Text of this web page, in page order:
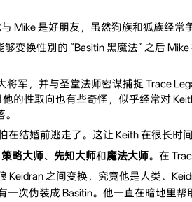
Mike 是好朋友，虽然狗族和狐族经常争
变换性别的 “Basitin 黑魔法” 之后
军，并与圣堂法师密谋捕捉 Trace
的性取向也有些奇怪，似乎经常对
结婚前逃走了。这让 Keith 在很长时
策略大师、 先知大师和魔法大师。在
之间变换，究竟他是人类、
次伪装成 Basitin。他一直在暗地里帮